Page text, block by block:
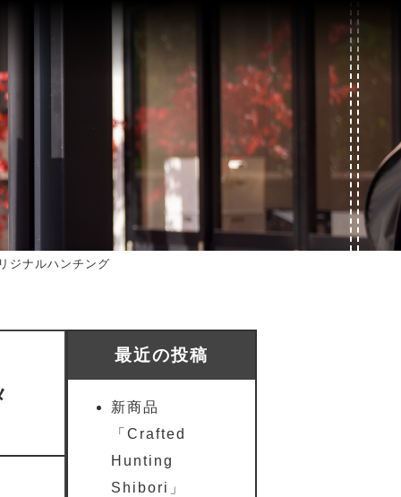
ジナルハンチング
最近の投稿
新商品
「Crafted
Hunting
Shibori」